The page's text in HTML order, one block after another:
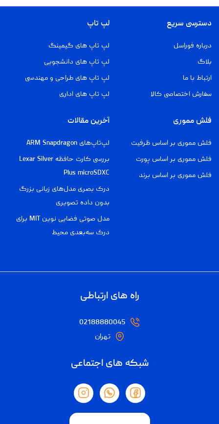
دسترسی سریع
درباره فوراسل
بلاگ
ارتباط با ما
سفارش اختصاصی کالا
لپ تاپ
لپ تاپ های گیمینگ
لپ تاپ های دانشجویی
لپ تاپ های طراحی و مهندسی
لپ تاپ های اداری
فلش مموری
فلش مموری بر اساس ظرفیت
فلش مموری بر اساس پورت
فلش مموری بر اساس برند
آخرین مقالات
لپ‌تاپ‌های ARM Snapdragon
بررسی کارت حافظه Lexar Silver
Plus microSDXC
درک بصری مدل‌های زبانی بزرگ
بدون داده تصویری
مدل صوتی فضایی نوین MIT برای
درک سه‌بعدی محیط
راه های ارتباطی
02188880045
تهران
شبکه های اجتماعی